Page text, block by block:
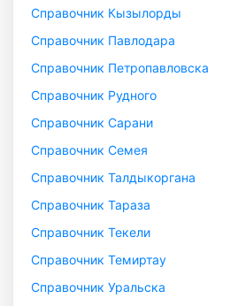
Справочник Кызылорды
Справочник Павлодара
Справочник Петропавловска
Справочник Рудного
Справочник Сарани
Справочник Семея
Справочник Талдыкоргана
Справочник Тараза
Справочник Текели
Справочник Темиртау
Справочник Уральска